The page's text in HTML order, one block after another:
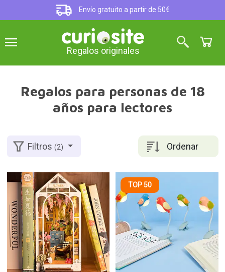
Envío gratuito a partir de 50€
Regalos originales
Regalos para personas de 18
años para lectores
Ordenar
Filtros(2)
TOP 50